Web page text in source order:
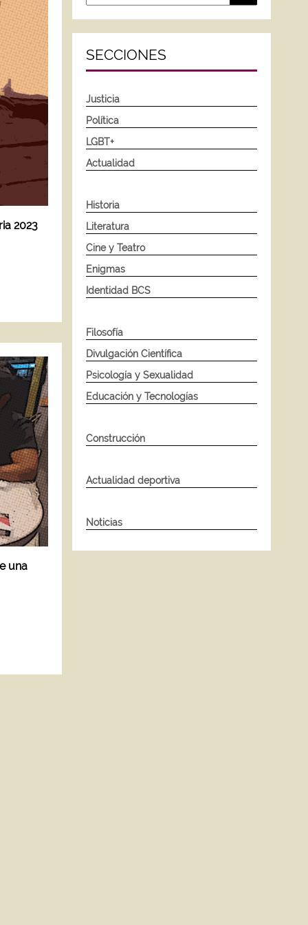
2023
una
SECCIONES
Justicia
Política
LGBT+
Actualidad
Historia
Literatura
Cine y Teatro
Enigmas
Identidad BCS
Filosofía
Divulgación Científica
Psicología y Sexualidad
Educación y Tecnologías
Construcción
Actualidad deportiva
Noticias